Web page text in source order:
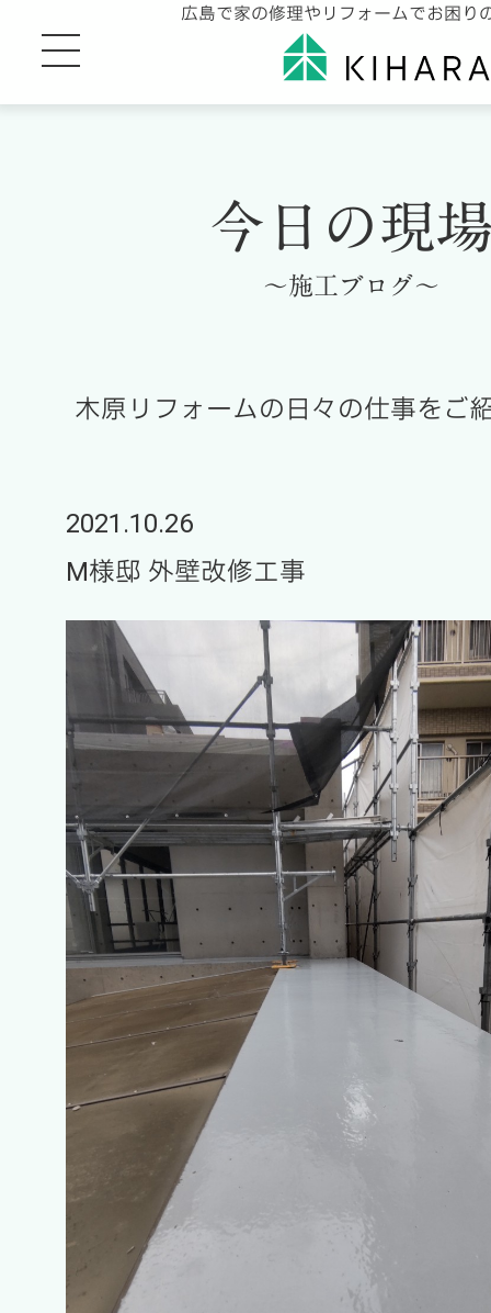
広島で家の修理やリフォームでお困り
今日の現
～施工ブログ～
木原リフォームの日々の仕事をご
2021.10.26
M様邸 外壁改修工事